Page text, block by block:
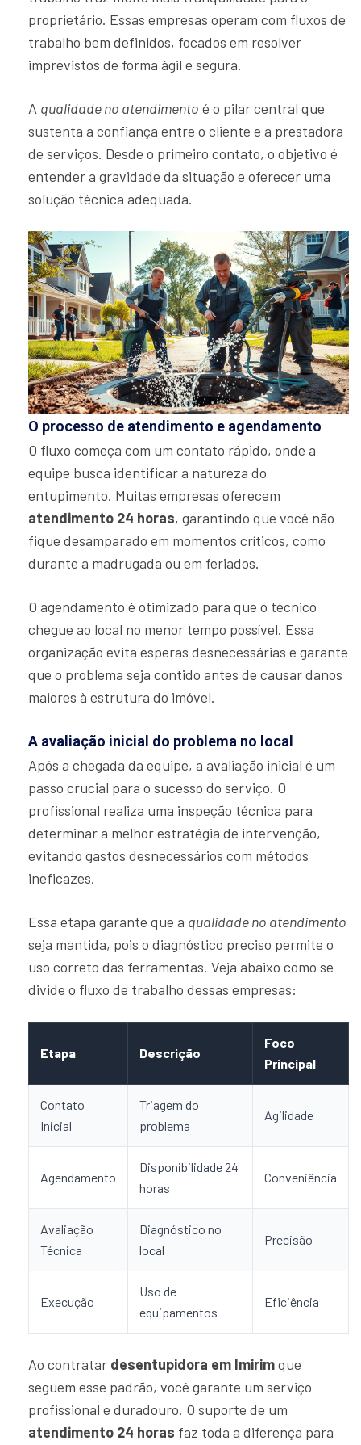
proprietário. Essas empresas operam com fluxos de
trabalho bem definidos, focados em resolver
imprevistos de forma ágil e segura.
A qualidade no atendimento é o pilar central que
sustenta a confiança entre o cliente e a prestadora
de serviços. Desde o primeiro contato, o objetivo é
entender a gravidade da situação e oferecer uma
solução técnica adequada.
O processo de atendimento e agendamento
O fluxo começa com um contato rápido, onde a
equipe busca identificar a natureza do
entupimento. Muitas empresas oferecem
atendimento 24 horas, garantindo que você não
fique desamparado em momentos críticos, como
durante a madrugada ou em feriados.
O agendamento é otimizado para que o técnico
chegue ao local no menor tempo possível. Essa
organização evita esperas desnecessárias e garante
que o problema seja contido antes de causar danos
maiores à estrutura do imóvel.
A avaliação inicial do problema no local
Após a chegada da equipe, a avaliação inicial é um
passo crucial para o sucesso do serviço. O
profissional realiza uma inspeção técnica para
determinar a melhor estratégia de intervenção,
evitando gastos desnecessários com métodos
ineficazes.
Essa etapa garante que a qualidade no atendimento
seja mantida, pois o diagnóstico preciso permite o
uso correto das ferramentas. Veja abaixo como se
divide o fluxo de trabalho dessas empresas:
Etapa Descrição
Foco
Principal
Contato
Inicial
Triagem do
problema
Agilidade
Agendamento
Disponibilidade 24
horas
Conveniência
Avaliação
Técnica
Diagnóstico no
local
Precisão
Execução
Uso de
equipamentos
Eficiência
Ao contratar desentupidora em Imirimque
seguem esse padrão, você garante um serviço
profissional e duradouro. O suporte de um
atendimento 24 horas faz toda a diferença para